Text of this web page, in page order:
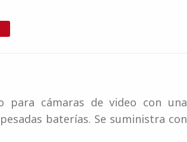
cámaras de video con una
baterías. Se suministra con